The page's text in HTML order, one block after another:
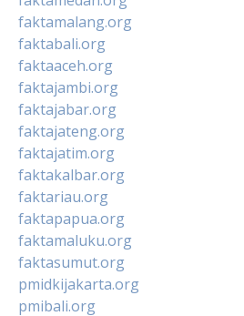
faktamalang.org
faktabali.org
faktaaceh.org
faktajambi.org
faktajabar.org
faktajateng.org
faktajatim.org
faktakalbar.org
faktariau.org
faktapapua.org
faktamaluku.org
faktasumut.org
pmidkijakarta.org
pmibali.org